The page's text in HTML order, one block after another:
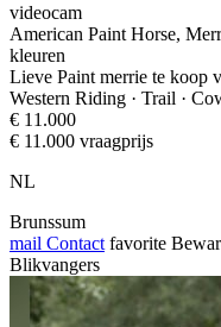
videocam
American Paint Horse,
kleuren
Lieve Paint merrie te koop
Western Riding · Trail ·
€ 11.000
€ 11.000 vraagprijs
NL
Brunssum
mail Contact favorite
Blikvangers